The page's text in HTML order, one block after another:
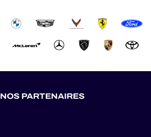
NOS PARTENAIRES